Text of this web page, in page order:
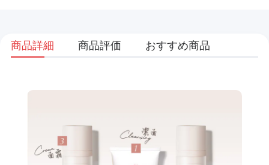
商品詳細 商品評価 おすすめ商品